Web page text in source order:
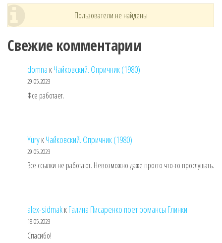
Пользователи не найдены
Свежие комментарии
domna кЧайковский. Опричник (1980)
29.05.2023
Фсе работает.
YuryкЧайковский. Опричник (1980)
29.05.2023
Все ссылки не работают. Невозможно даже просто что-то прослушать.
alex-sidmakкГалина Писаренко поет романсы Глинки
18.05.2023
Спасибо!